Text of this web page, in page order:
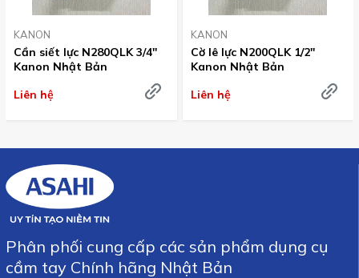
KANON
Cần siết lực N280QLK 3/4''
Kanon Nhật Bản
Liên hệ
KANON
Cờ lê lực N200QLK 1/2''
Kanon Nhật Bản
Liên hệ
Phân phối cung cấp các sản phẩm dụng cụ
cầm tay Chính hãng Nhật Bản